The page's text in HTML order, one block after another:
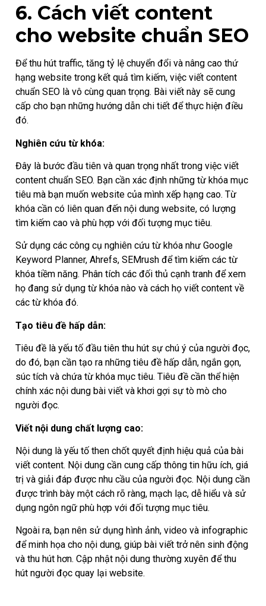
6. Cách viết content
cho website chuẩn SEO
Để thu hút traffic, tăng tỷ lệ chuyển đổi và nâng cao thứ
hạng website trong kết quả tìm kiếm, việc viết content
chuẩn SEO là vô cùng quan trọng. Bài viết này sẽ cung
cấp cho bạn những hướng dẫn chi tiết để thực hiện điều
đó.
Nghiên cứu từ khóa:
Đây là bước đầu tiên và quan trọng nhất trong việc viết
content chuẩn SEO. Bạn cần xác định những từ khóa mục
tiêu mà bạn muốn website của mình xếp hạng cao. Từ
khóa cần có liên quan đến nội dung website, có lượng
tìm kiếm cao và phù hợp với đối tượng mục tiêu.
Sử dụng các công cụ nghiên cứu từ khóa như Google
Keyword Planner, Ahrefs, SEMrush để tìm kiếm các từ
khóa tiềm năng. Phân tích các đối thủ cạnh tranh để xem
họ đang sử dụng từ khóa nào và cách họ viết content về
các từ khóa đó.
Tạo tiêu đề hấp dẫn:
Tiêu đề là yếu tố đầu tiên thu hút sự chú ý của người đọc,
do đó, bạn cần tạo ra những tiêu đề hấp dẫn, ngắn gọn,
súc tích và chứa từ khóa mục tiêu. Tiêu đề cần thể hiện
chính xác nội dung bài viết và khơi gợi sự tò mò cho
người đọc.
Viết nội dung chất lượng cao:
Nội dung là yếu tố then chốt quyết định hiệu quả của bài
viết content. Nội dung cần cung cấp thông tin hữu ích, giá
trị và giải đáp được nhu cầu của người đọc. Nội dung cần
được trình bày một cách rõ ràng, mạch lạc, dễ hiểu và sử
dụng ngôn ngữ phù hợp với đối tượng mục tiêu.
Ngoài ra, bạn nên sử dụng hình ảnh, video và infographic
để minh họa cho nội dung, giúp bài viết trở nên sinh động
và thu hút hơn. Cập nhật nội dung thường xuyên để thu
hút người đọc quay lại website.